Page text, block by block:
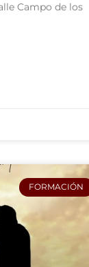
Campo de los
FORMACIÓN